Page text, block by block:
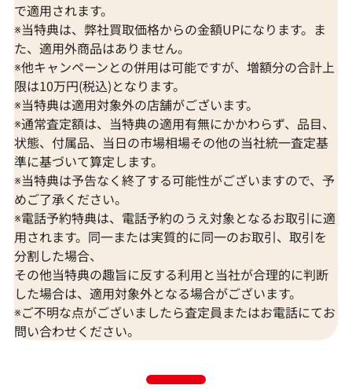
K18 ブルートパーズ・ダイヤモンド
65.57・0.26・0.06ct
参考買取価格
309,000円
2026年7月10日時点
K18 トルマリン
参考買取価格
297,000円
で適用されます。
※当特典は、弊社買取価格からの金額UPになります。ま
た、適用外商品はありません。
※他キャンペーンとの併用は可能ですが、増額分の合計上
限は10万円(税込)となります。
※当特典は適用対象外の店舗がございます。
※通常査定額は、当特典の適用有無にかかわらず、品目、
状態、付属品、当日の市場相場その他の当社統一査定基
準に基づいて算定します。
※当特典は予告なく終了する可能性がございますので、予
めご了承ください。
※電話予約特典は、電話予約のうえ対象となるお取引に適
用されます。同一または実質的に同一のお取引、取引を
分割した場合、
その他当特典の趣旨に反する利用と当社が合理的に判断
した場合は、適用対象外となる場合がございます。
※ご不明な点がございましたら査定員またはお電話にてお
問い合わせください。